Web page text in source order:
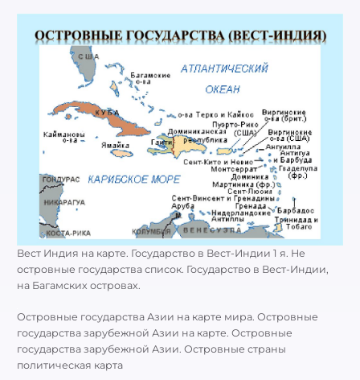
Вест Индия на карте. Государство в Вест-Индии 1 я. Не
островные государства список. Государство в Вест-Индии,
на Багамских островах.
Островные государства Азии на карте мира. Островные
государства зарубежной Азии на карте. Островные
государства зарубежной Азии. Островные страны
политическая карта